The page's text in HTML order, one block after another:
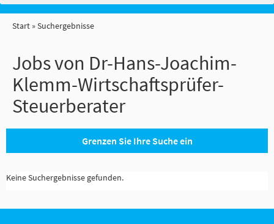
Start Suchergebnisse
Jobs von Dr-Hans-Joachim-
Klemm-Wirtschaftsprüfer-
Steuerberater
Grenzen Sie Ihre Suche ein
Keine Suchergebnisse gefunden.